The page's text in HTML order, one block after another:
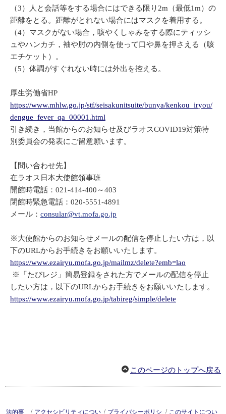
（3）人と会話等をする場合にはできる限り2m（最低1m）の
距離をとる。距離がとれない場合にはマスクを着用する。
（4）マスクがない場合，咳やくしゃみをする際にティッシ
ュやハンカチ，袖や肘の内側を使って口や鼻を押さえる（咳
エチケット）。
（5）体調がすぐれない時には外出を控える。
厚生労働省HP
https://www.mhlw.go.jp/stf/seisakunitsuite/bunya/kenkou_iryou/
dengue_fever_qa_00001.html
引き続き，当館からのお知らせ及びラオスCOVID19対策特
別委員会の発表にご留意願います。
【問い合わせ先】
在ラオス日本大使館領事班
開館時電話：021-414-400～403
閉館時緊急電話：020-5551-4891
メール： consular@vt.mofa.go.jp
※大使館からのお知らせメールの配信を停止したい方は，以
下のURLからお手続きをお願いいたします。
https://www.ezairyu.mofa.go.jp/mailmz/delete?emb=lao
※「たびレジ」簡易登録をされた方でメールの配信を停止
したい方は，以下のURLからお手続きをお願いいたします。
https://www.ezairyu.mofa.go.jp/tabireg/simple/delete
このページのトップへ戻る
法的事 / アクセシビリティについ / プライバシーポリシ / このサイトについ